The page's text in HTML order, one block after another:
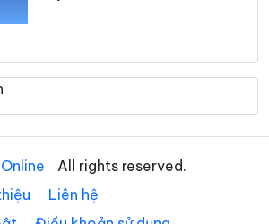
All rights reserved.
Liên hệ